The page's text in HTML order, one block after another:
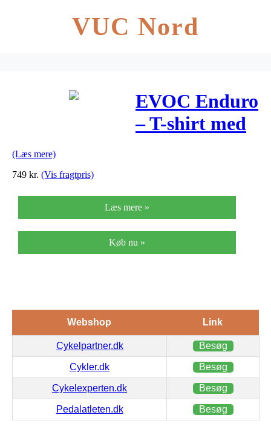
VUC Nord
EVOC Enduro
– T-shirt med
(Læs mere)
749 kr. (Vis fragtpris)
Læs mere »
Køb nu »
Webshop Link
Cykelpartner.dk Besøg
Cykler.dk Besøg
Cykelexperten.dk Besøg
Pedalatleten.dk Besøg